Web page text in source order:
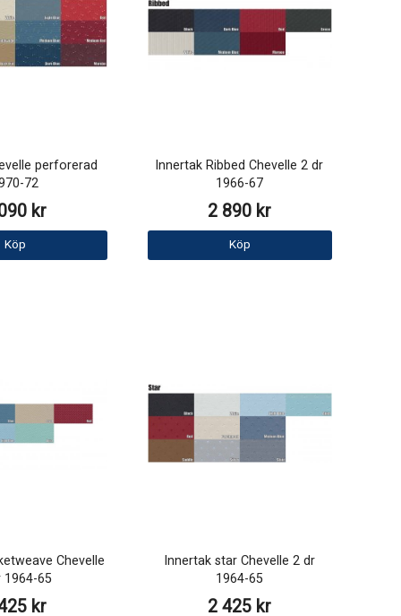
perforerad
72
kr
Köp
Innertak Ribbed Chevelle 2 dr
1966-67
2 890 kr
Köp
Chevelle
1964-65
kr
Innertak star Chevelle 2 dr
1964-65
2 425 kr